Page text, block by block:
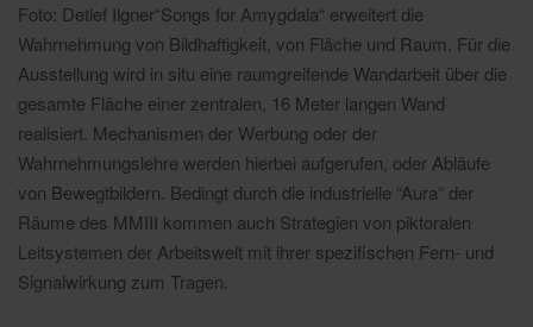
Foto: Detlef Ilgner“Songs for Amygdala“ erweitert die
Wahrnehmung von Bildhaftigkeit, von Fläche und Raum. Für die
Ausstellung wird in situ eine raumgreifende Wandarbeit über die
gesamte Fläche einer zentralen, 16 Meter langen Wand
realisiert. Mechanismen der Werbung oder der
Wahrnehmungslehre werden hierbei aufgerufen, oder Abläufe
von Bewegtbildern. Bedingt durch die industrielle “Aura“ der
Räume des MMIII kommen auch Strategien von piktoralen
Leitsystemen der Arbeitswelt mit ihrer spezifischen Fern- und
Signalwirkung zum Tragen.